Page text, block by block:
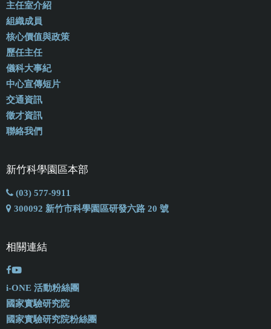
主任室介紹
組織成員
核心價值與政策
歷任主任
儀科大事紀
中心宣傳短片
交通資訊
徵才資訊
聯絡我們
新竹科學園區本部
(03) 577-9911
300092 新竹市科學園區研發六路 20 號
相關連結
i-ONE 活動粉絲團
國家實驗研究院
國家實驗研究院粉絲團